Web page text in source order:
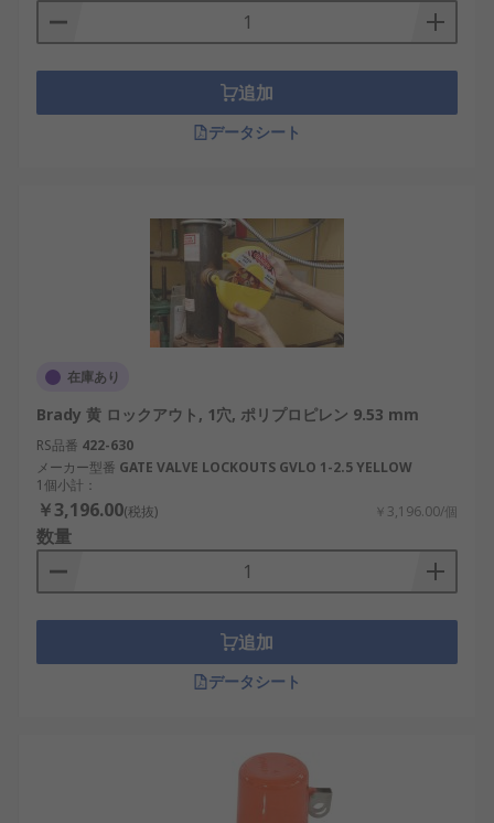
追加
データシート
在庫あり
Brady 黄 ロックアウト, 1穴, ポリプロピレン 9.53 mm
RS品番 422-630
メーカー型番 GATE VALVE LOCKOUTS GVLO 1-2.5 YELLOW
1個小計：
￥3,196.00(税抜) ￥3,196.00/個
数量
追加
データシート